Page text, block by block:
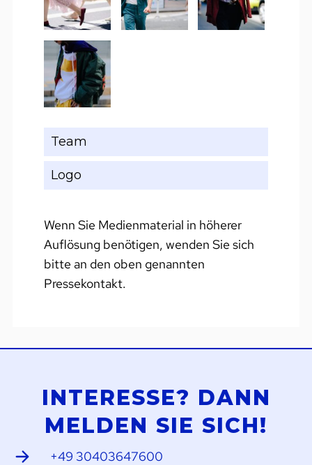
Team
Logo
Wenn Sie Medienmaterial in höherer
Auflösung benötigen, wenden Sie sich
bitte an den oben genannten
Pressekontakt.
INTERESSE? DANN
MELDEN SIE SICH!
+49 30403647600